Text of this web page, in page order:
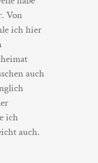
Von
ich hier
auch
ich
auch.